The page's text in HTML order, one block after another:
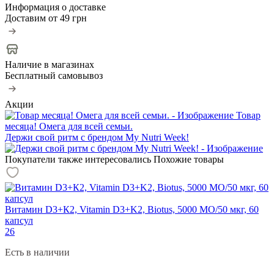
Информация о доставке
Доставим от 49 грн
Наличие в магазинах
Бесплатный самовывоз
Акции
Товар
месяца! Омега для всей семьи.
Держи свой ритм с брендом My Nutri Week!
Покупатели также интересовались Похожие товары
Витамин D3+К2, Vitamin D3+K2, Biotus, 5000 МО/50 мкг, 60
капсул
26
Есть в наличии